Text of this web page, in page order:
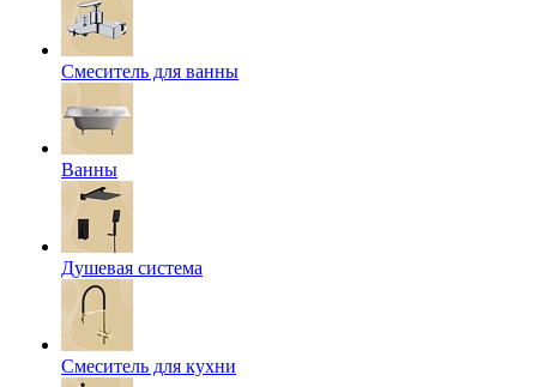
Смеситель для ванны
Ванны
Душевая система
Смеситель для кухни